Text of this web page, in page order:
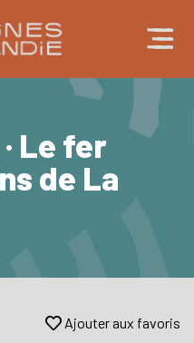
Le fer
de La
Ajouter aux favoris